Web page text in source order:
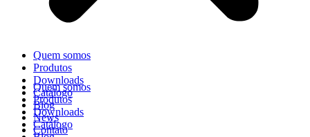
Quem somos
Produtos
Downloads
Catálogo
Quem somos
Produtos
Downloads
Catálogo
Blog
News
Contato